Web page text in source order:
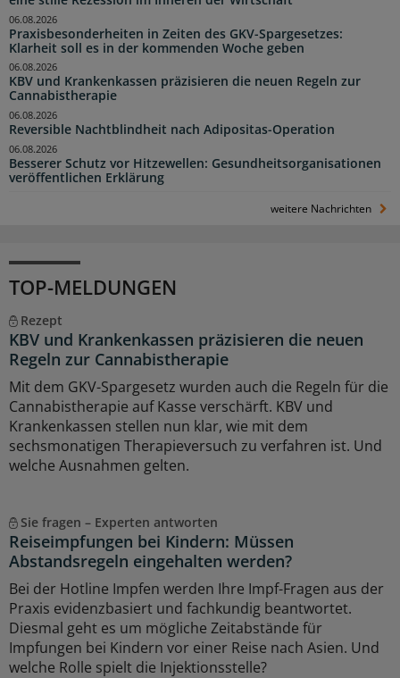
Praxisbesonderheiten in Zeiten des GKV-Spargesetzes:
Klarheit soll es in der kommenden Woche geben
06.08.2026
KBV und Krankenkassen präzisieren die neuen Regeln zur
Cannabistherapie
06.08.2026
Reversible Nachtblindheit nach Adipositas-Operation
06.08.2026
Besserer Schutz vor Hitzewellen: Gesundheitsorganisationen
veröffentlichen Erklärung
06.08.2026
weitere Nachrichten
TOP-MELDUNGEN
Rezept
KBV und Krankenkassen präzisieren die neuen
Regeln zur Cannabistherapie
Mit dem GKV-Spargesetz wurden auch die Regeln für die
Cannabistherapie auf Kasse verschärft. KBV und
Krankenkassen stellen nun klar, wie mit dem
sechsmonatigen Therapieversuch zu verfahren ist. Und
welche Ausnahmen gelten.
Sie fragen – Experten antworten
Reiseimpfungen bei Kindern: Müssen
Abstandsregeln eingehalten werden?
Bei der Hotline Impfen werden Ihre Impf-Fragen aus der
Praxis evidenzbasiert und fachkundig beantwortet.
Diesmal geht es um mögliche Zeitabstände für
Impfungen bei Kindern vor einer Reise nach Asien. Und
welche Rolle spielt die Injektionsstelle?